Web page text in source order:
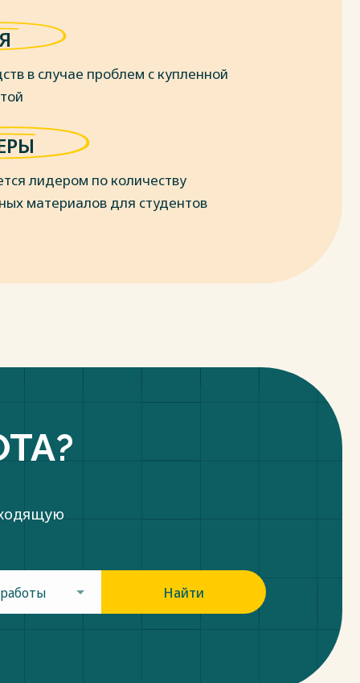
в случае проблем с купленной
лидером по количеству
материалов для студентов
Найти